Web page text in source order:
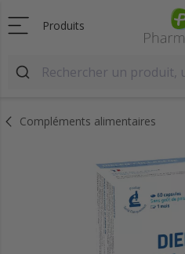
Produits
Compléments alimentaires